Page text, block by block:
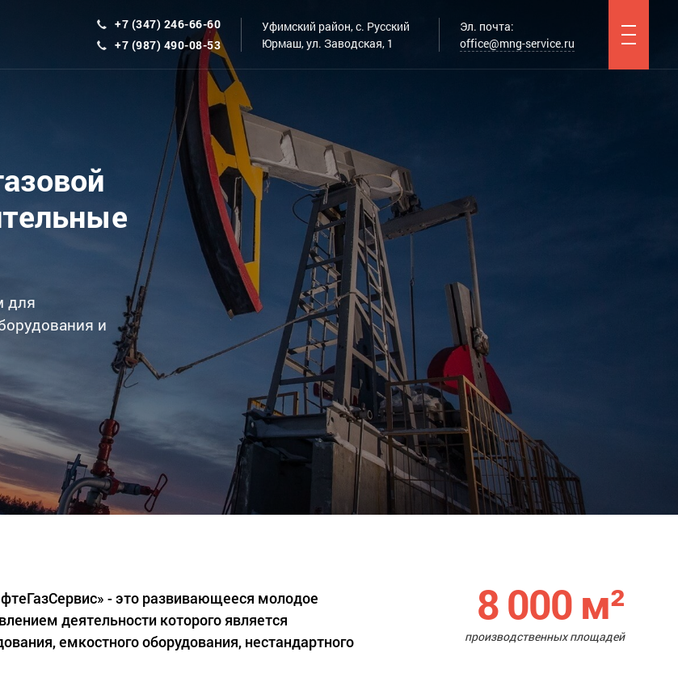
+7 (347) 246-66-60
+7 (987) 490-08-53
Уфимский район, с. Русский
Юрмаш, ул. Заводская, 1
Эл. почта:
office@mng-service.ru
для
и
- это развивающееся молодое
деятельности которого является
емкостного оборудования, нестандартного
8 000м²
производственных площадей